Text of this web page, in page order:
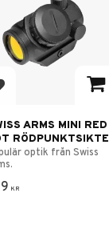
to favorites
ARMS MINI RED
RÖDPUNKTSIKTE
optik från Swiss
KR